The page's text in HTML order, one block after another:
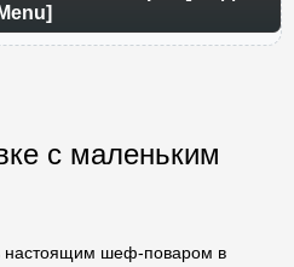
Menu]
с маленьким
настоящим шеф-поваром в